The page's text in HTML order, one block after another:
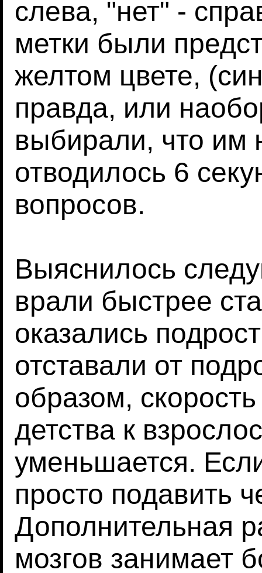
слева, "нет" -
метки были
желтом цвете,
правда, или
выбирали, что им
отводилось 6
вопросов.
Выяснилось
врали быстрее
оказались
отставали от
образом,
детства к
уменьшается.
просто подавить
Дополнительная
мозгов занимает